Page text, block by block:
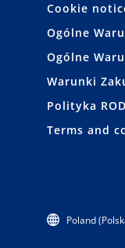
Cookie
Ogólne
Ogólne
Warunki
Polityka
Terms and
Poland